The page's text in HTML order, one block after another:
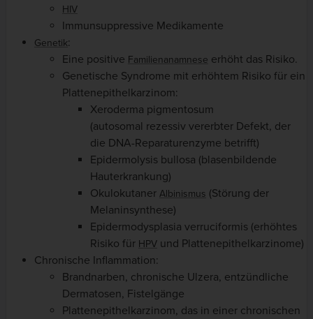
HIV
Immunsuppressive Medikamente
Genetik:
Eine positive Familienanamnese erhöht das Risiko.
Genetische Syndrome mit erhöhtem Risiko für ein
Plattenepithelkarzinom:
Xeroderma pigmentosum
(autosomal rezessiv vererbter Defekt, der
die DNA-Reparaturenzyme betrifft)
Epidermolysis bullosa (blasenbildende
Hauterkrankung)
Okulokutaner Albinismus (Störung der
Melaninsynthese)
Epidermodysplasia verruciformis (erhöhtes
Risiko für HPV und Plattenepithelkarzinome)
Chronische Inflammation:
Brandnarben, chronische Ulzera, entzündliche
Dermatosen, Fistelgänge
Plattenepithelkarzinom, das in einer chronischen